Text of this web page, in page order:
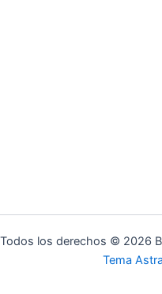
Todos los derechos © 2026
Tema